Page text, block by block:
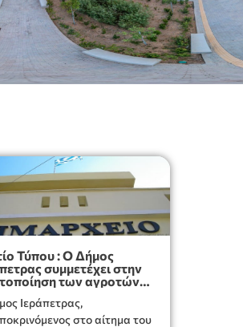
Τύπου : Ο Δήμος
συμμετέχει στην
των αγροτών
Ιεράπετρας,
στο αίτημα του